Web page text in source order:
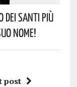
Dei Santi Più
Nome!
post